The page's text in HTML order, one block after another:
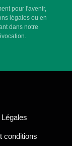
pour l'avenir,
légales ou en
dans notre
conditions